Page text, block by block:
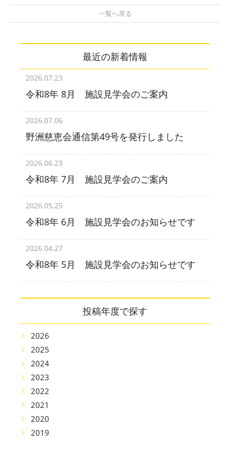
一覧へ戻る
最近の新着情報
2026.07.23
令和8年 8月 施設見学会のご案内
2026.07.06
野洲慈恵会通信第49号を発行しました
2026.06.23
令和8年 7月 施設見学会のご案内
2026.05.25
令和8年 6月 施設見学会のお知らせです
2026.04.27
令和8年 5月 施設見学会のお知らせです
投稿年度で探す
2026
2025
2024
2023
2022
2021
2020
2019